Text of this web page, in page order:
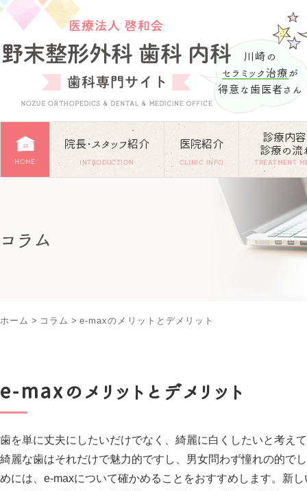
川崎の
セラミック治療 が
得意な歯医者さん
HOME
院長･スタッフ紹介
INTRODUCTION
医院紹介
CLINIC INFO
診療内
診療の流
TREATMENT
コラム
ホーム > コラム >e-maxのメリットとデメリット
e-maxのメリットとデメリット
歯を単に丈夫にしたいだけでなく、綺麗に白くしたいと考え
綺麗な歯はそれだけで魅力的ですし、男女問わず憧れの的で
めには、e-maxについて確かめることをおすすめします。新